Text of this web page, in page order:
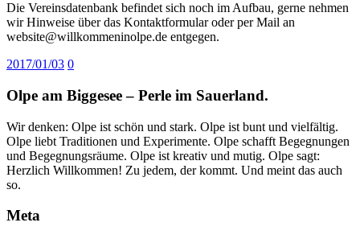
Die Vereinsdatenbank befindet sich noch im Aufbau, gerne nehmen
wir Hinweise über das Kontaktformular oder per Mail an
website@willkommeninolpe.de entgegen.
2017/01/03 0
Olpe am Biggesee – Perle im Sauerland.
Wir denken: Olpe ist schön und stark. Olpe ist bunt und vielfältig.
Olpe liebt Traditionen und Experimente. Olpe schafft Begegnungen
und Begegnungsräume. Olpe ist kreativ und mutig. Olpe sagt:
Herzlich Willkommen! Zu jedem, der kommt. Und meint das auch
so.
Meta